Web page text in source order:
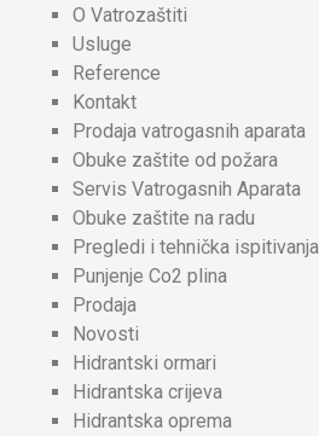
O Vatrozaštiti
Usluge
Reference
Kontakt
Prodaja vatrogasnih aparata
Obuke zaštite od požara
Servis Vatrogasnih Aparata
Obuke zaštite na radu
Pregledi i tehnička ispitivanja
Punjenje Co2 plina
Prodaja
Novosti
Hidrantski ormari
Hidrantska crijeva
Hidrantska oprema